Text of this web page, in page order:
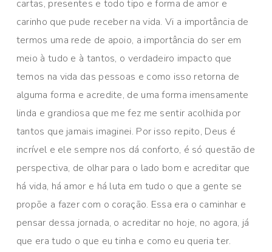
cartas, presentes e todo tipo e forma de amor e
carinho que pude receber na vida. Vi a importância de
termos uma rede de apoio, a importância do ser em
meio à tudo e à tantos, o verdadeiro impacto que
temos na vida das pessoas e como isso retorna de
alguma forma e acredite, de uma forma imensamente
linda e grandiosa que me fez me sentir acolhida por
tantos que jamais imaginei. Por isso repito, Deus é
incrível e ele sempre nos dá conforto, é só questão de
perspectiva, de olhar para o lado bom e acreditar que
há vida, há amor e há luta em tudo o que a gente se
propõe a fazer com o coração. Essa era o caminhar e
pensar dessa jornada, o acreditar no hoje, no agora, já
que era tudo o que eu tinha e como eu queria ter.